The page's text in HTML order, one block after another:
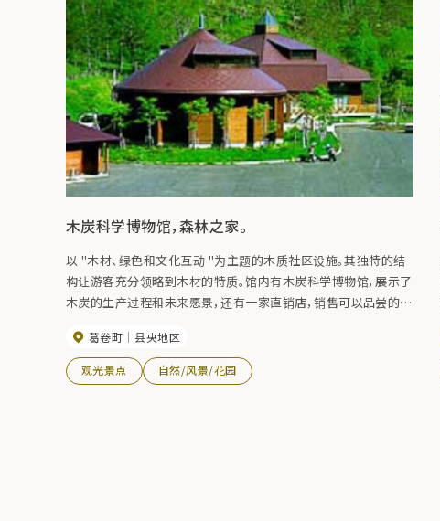
木炭科学博物馆，森林之家。
以 "木材、绿色和文化互动 "为主题的木质社区设施。其独特的结
构让游客充分领略到木材的特质。馆内有木炭科学博物馆，展示了
木炭的生产过程和未来愿景，还有一家直销店，销售可以品尝的
林浴的理想场所。
葛卷町 县央地区
观光景点 自然/风景/花园